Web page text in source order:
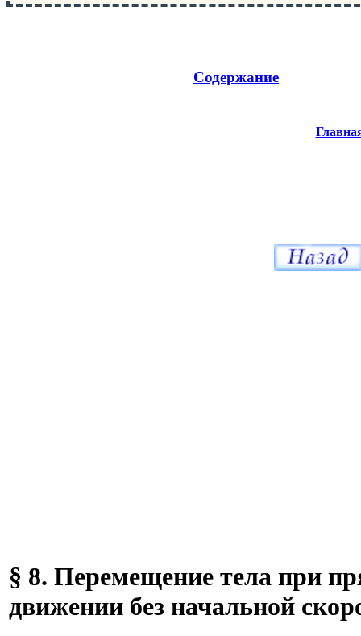
Содержание
§ 8. Перемещение тела при
движении без начальной